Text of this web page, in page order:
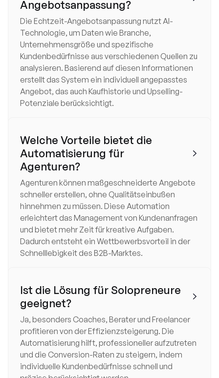
Angebotsanpassung?
Die Echtzeit-Angebotsanpassung nutzt AI-
Technologie, um Daten wie Branche,
Unternehmensgröße und spezifische
Kundenbedürfnisse aus verschiedenen Quellen zu
analysieren. Basierend auf diesen Informationen
erstellt das System ein individuell angepasstes
Angebot, das auch Kaufhistorie und Upselling-
Potenziale berücksichtigt.
Welche Vorteile bietet die
Automatisierung für
Agenturen?

Agenturen können maßgeschneiderte Angebote
schneller erstellen, ohne Qualitätseinbußen
hinnehmen zu müssen. Diese Automation
erleichtert das Management von Kundenanfragen
und bietet mehr Zeit für kreative Aufgaben.
Dadurch entsteht ein Wettbewerbsvorteil in der
Schnelllebigkeit des B2B-Marktes.
Ist die Lösung für Solopreneure
geeignet?

Ja, besonders Coaches, Berater und Freelancer
profitieren von der Effizienzsteigerung. Die
Automatisierung hilft, professioneller aufzutreten
und die Conversion-Raten zu steigern, indem
individuelle Kundenbedürfnisse schnell und